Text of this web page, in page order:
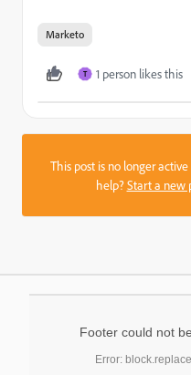
Marketo
T 1 person likes this
This post is no longer
help?Start a new
Footer could not
Error: